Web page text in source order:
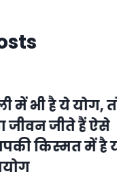
में भी है ये योग,
जीवन जीते हैं ऐसे
किस्मत में है